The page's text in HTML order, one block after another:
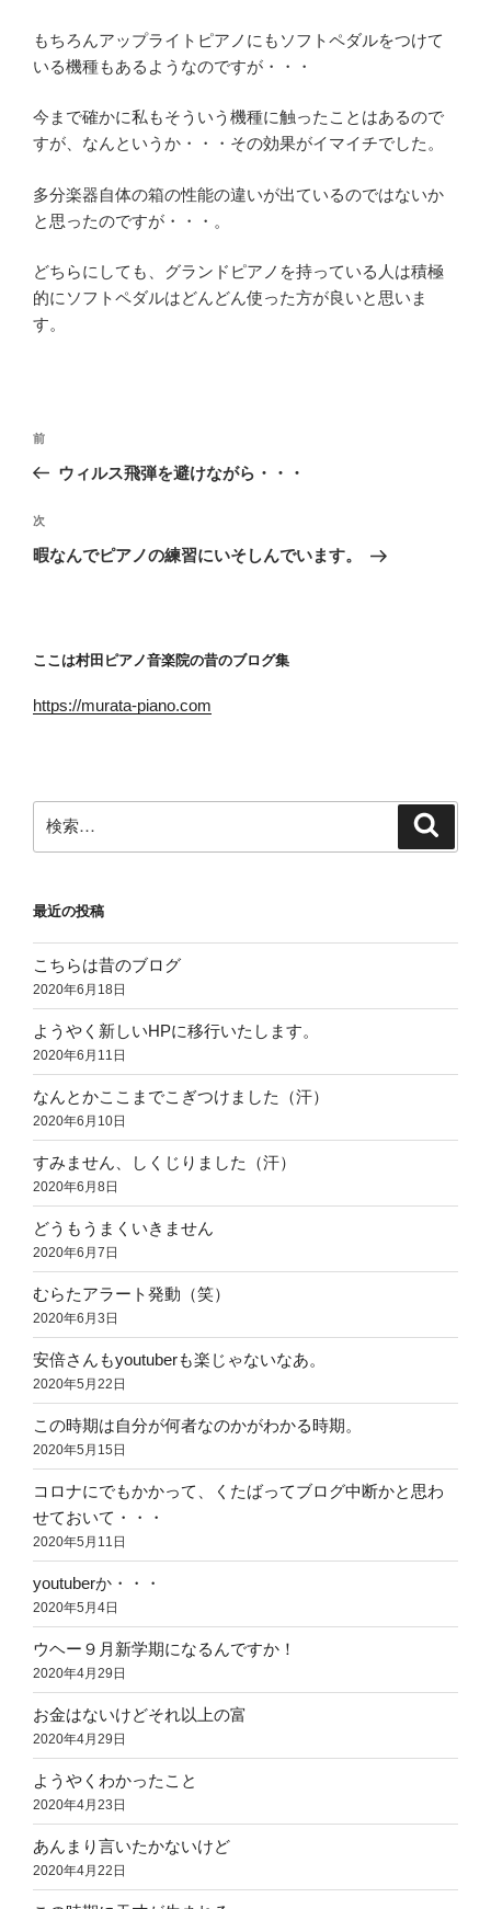
もちろんアップライトピアノにもソフトペダルをつけて
いる機種もあるようなのですが・・・
今まで確かに私もそういう機種に触ったことはあるので
すが、なんというか・・・その効果がイマイチでした。
多分楽器自体の箱の性能の違いが出ているのではないか
と思ったのですが・・・。
どちらにしても、グランドピアノを持っている人は積極
的にソフトペダルはどんどん使った方が良いと思いま
す。
投
ビ
ゲ
ン
前
の
稿
前
ウィルス飛弾を避けながら・・・
次
の
次
暇なんでピアノの練習にいそしんでいます。
ここは村田ピアノ音楽院の昔のブログ集
https://murata-piano.com
索:
最近の投稿
こちらは昔のブログ
2020年6月18日
ようやく新しいHPに移行いたします。
2020年6月11日
なんとかここまでこぎつけました（汗）
2020年6月10日
すみません、しくじりました（汗）
2020年6月8日
どうもうまくいきません
2020年6月7日
むらたアラート発動（笑）
2020年6月3日
安倍さんもyoutuberも楽じゃないなあ。
2020年5月22日
この時期は自分が何者なのかがわかる時期。
2020年5月15日
コロナにでもかかって、くたばってブログ中断かと思わ
せておいて・・・
2020年5月11日
youtuberか・・・
2020年5月4日
ウヘー９月新学期になるんですか！
2020年4月29日
お金はないけどそれ以上の富
2020年4月29日
ようやくわかったこと
2020年4月23日
あんまり言いたかないけど
2020年4月22日